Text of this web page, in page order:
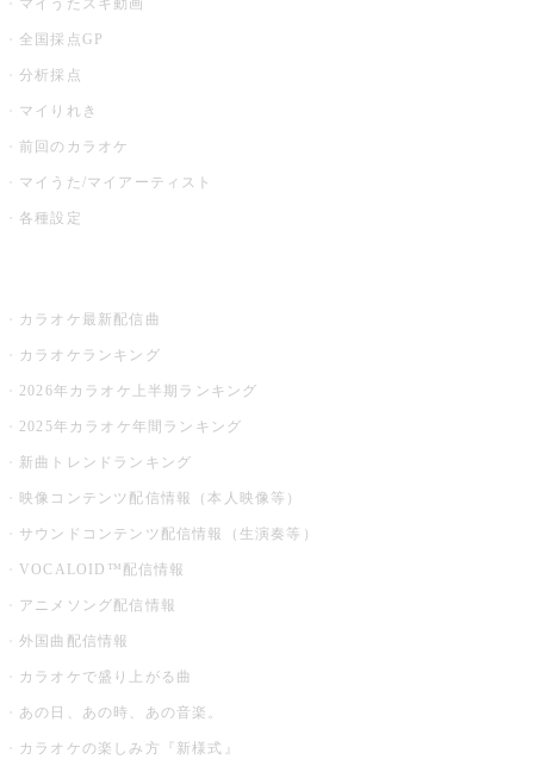
マイうたスキ動画
全国採点GP
分析採点
マイりれき
前回のカラオケ
マイうた/マイアーティスト
各種設定
カラオケ最新配信曲
カラオケランキング
2026年カラオケ上半期ランキング
2025年カラオケ年間ランキング
新曲トレンドランキング
映像コンテンツ配信情報（本人映像等）
サウンドコンテンツ配信情報（生演奏等）
VOCALOID™配信情報
アニメソング配信情報
外国曲配信情報
カラオケで盛り上がる曲
あの日、あの時、あの音楽。
カラオケの楽しみ方『新様式』